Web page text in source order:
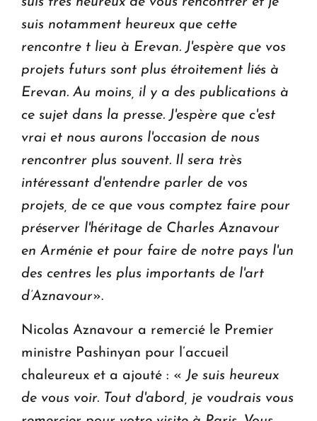
suis notamment heureux que cette
rencontre t lieu à Erevan. J'espère que vos
projets futurs sont plus étroitement liés à
Erevan. Au moins, il y a des publications à
ce sujet dans la presse. J'espère que c'est
vrai et nous aurons l'occasion de nous
rencontrer plus souvent. Il sera très
intéressant d'entendre parler de vos
projets, de ce que vous comptez faire pour
préserver l'héritage de Charles Aznavour
en Arménie et pour faire de notre pays l'un
des centres les plus importants de l'art
d’Aznavour».
Nicolas Aznavour a remercié le Premier
ministre Pashinyan pour l’accueil
chaleureux et a ajouté : « Je suis heureux
de vous voir. Tout d'abord, je voudrais vous